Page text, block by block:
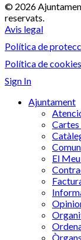
© 2026
reservats.
Avis legal
Política de
Política de cookies
Sign In
Ajuntament
Cartes
El